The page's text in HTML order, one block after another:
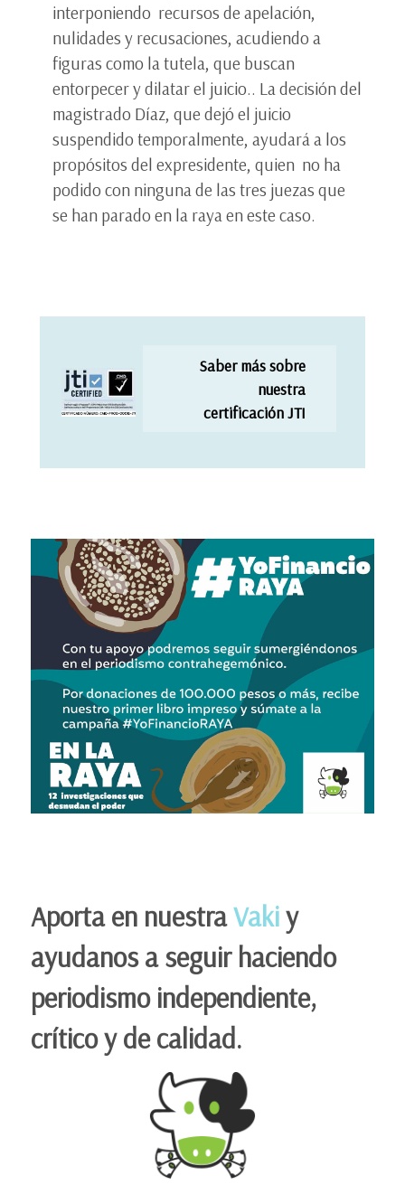
interponiendo recursos de apelación,
nulidades y recusaciones, acudiendo a
figuras como la tutela, que buscan
entorpecer y dilatar el juicio.. La decisión del
magistrado Díaz, que dejó el juicio
suspendido temporalmente, ayudará a los
propósitos del expresidente, quien no ha
podido con ninguna de las tres juezas que
se han parado en la raya en este caso.
Saber más sobre
nuestra
certificación JTI
Aporta en nuestraVakiy
ayudanos a seguir haciendo
periodismo independiente,
crítico y de calidad.